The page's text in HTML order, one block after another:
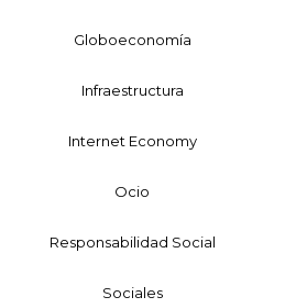
Globoeconomía
Infraestructura
Internet Economy
Ocio
Responsabilidad Social
Sociales